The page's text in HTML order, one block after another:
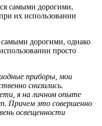
дорогими, однако
просто
приборы, мои
снизились.
я на личном опыте
Причем это совершенно
освещенности